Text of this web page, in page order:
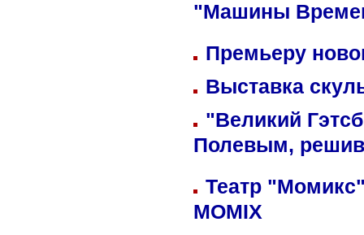
"Машины
Премьеру
Выставка
"Великий
Полевым,
Театр
MOMIX